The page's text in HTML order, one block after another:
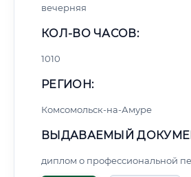
вечерняя
КОЛ-ВО ЧАСОВ:
1010
РЕГИОН:
Комсомольск-на-Амуре
ВЫДАВАЕМЫЙ
диплом о профессиональной